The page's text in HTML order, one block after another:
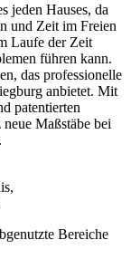
jeden Hauses, da
und Zeit im Freien
Laufe der Zeit
führen kann.
das professionelle
anbietet. Mit
patentierten
Maßstäbe bei
Bereiche